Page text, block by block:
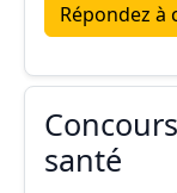
Répondez à
santé